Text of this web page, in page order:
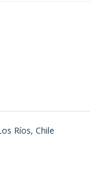
Ríos, Chile